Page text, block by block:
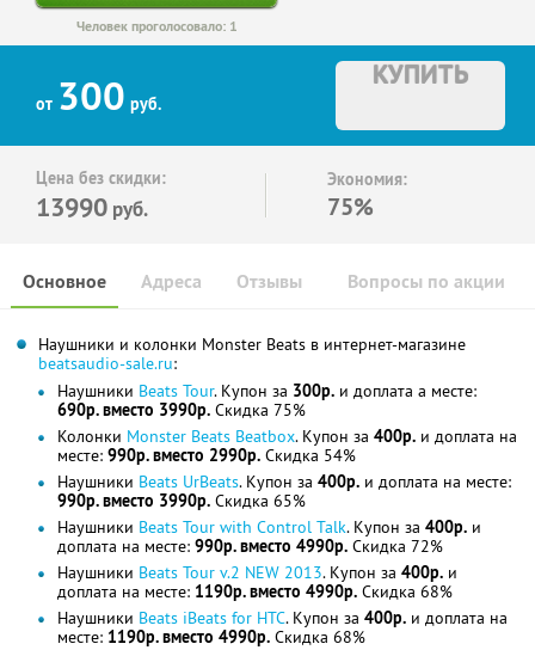
Человек проголосовало: 1
от 300 руб.
КУПИТЬ
Цена без скидки:
13990 руб.
Экономия:
75%
Основное Отзывы Вопросы по акции
Адреса
Наушники и колонки Monster Beats в интернет-магазине
beatsaudio-sale.ru:
Наушники Beats Tour. Купон за 300р. и доплата а месте:
690р. вместо 3990р. Скидка 75%
Колонки Monster Beats Beatbox. Купон за 400р. и доплата на
месте: 990р. вместо 2990р. Скидка 54%
Наушники Beats UrBeats. Купон за 400р. и доплата на месте:
990р. вместо 3990р. Скидка 65%
Наушники Beats Tour with Control Talk. Купон за 400р. и
доплата на месте: 990р. вместо 4990р. Скидка 72%
Наушники Beats Tour v.2 NEW 2013. Купон за 400р. и
доплата на месте: 1190р. вместо 4990р. Скидка 68%
Наушники Beats iBeats for HTC. Купон за 400р. и доплата на
месте: 1190р. вместо 4990р. Скидка 68%